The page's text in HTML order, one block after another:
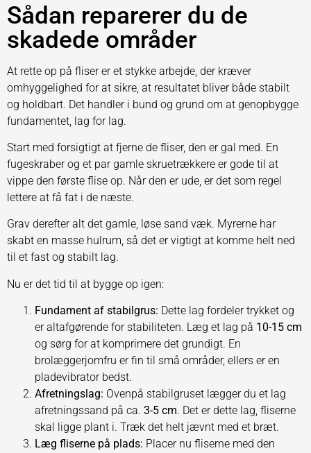
Sådan reparerer du de
skadede områder
At rette op på fliser er et stykke arbejde, der kræver
omhyggelighed for at sikre, at resultatet bliver både stabilt
og holdbart. Det handler i bund og grund om at genopbygge
fundamentet, lag for lag.
Start med forsigtigt at fjerne de fliser, den er gal med. En
fugeskraber og et par gamle skruetrækkere er gode til at
vippe den første flise op. Når den er ude, er det som regel
lettere at få fat i de næste.
Grav derefter alt det gamle, løse sand væk. Myrerne har
skabt en masse hulrum, så det er vigtigt at komme helt ned
til et fast og stabilt lag.
Nu er det tid til at bygge op igen:
Fundament af stabilgrus: Dette lag fordeler trykket og
er altafgørende for stabiliteten. Læg et lag på 10-15 cm
og sørg for at komprimere det grundigt. En
brolæggerjomfru er fin til små områder, ellers er en
pladevibrator bedst.
Afretningslag: Ovenpå stabilgruset lægger du et lag
afretningssand på ca. 3-5 cm. Det er dette lag, fliserne
skal ligge plant i. Træk det helt jævnt med et bræt.
Læg fliserne på plads: Placer nu fliserne med den